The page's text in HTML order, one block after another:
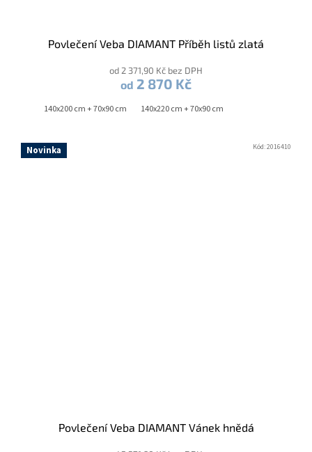
Povlečení Veba DIAMANT Příběh listů zlatá
od 2 371,90 Kč bez DPH
od 2 870 Kč
140x200 cm + 70x90 cm 140x220 cm + 70x90 cm
Novinka
Povlečení Veba DIAMANT Vánek hnědá
Kód:2016410